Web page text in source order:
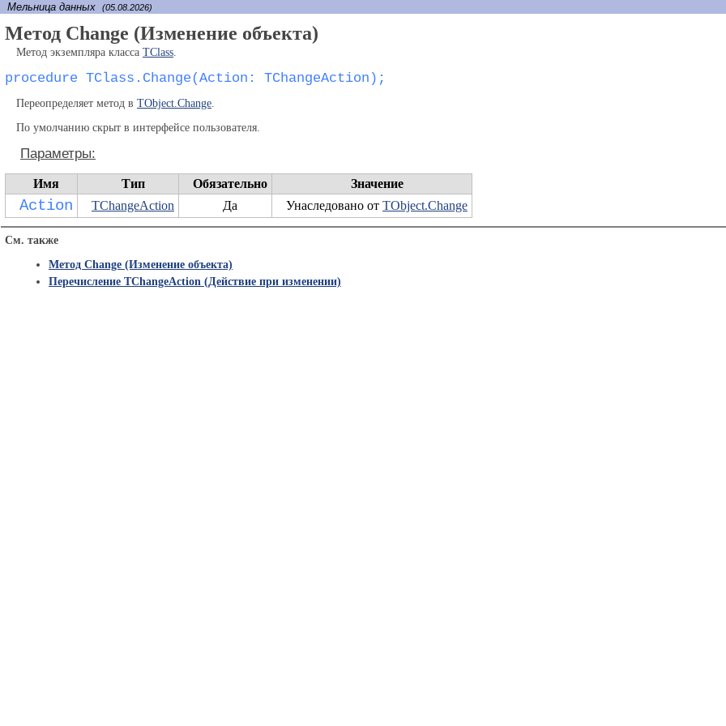
Мельница данных (05.08.2026)
Метод Change (Изменение объекта)
Метод экземпляра класса TClass.
procedure TClass.Change(Action: TChangeAction);
Переопределяет метод в TObject.Change.
По умолчанию скрыт в интерфейсе пользователя.
Параметры:
Имя Тип Обязательно Значение
Action TChangeAction Да Унаследовано от TObject.Change
См. также
Метод Change (Изменение объекта)
Перечисление TChangeAction (Действие при изменении)